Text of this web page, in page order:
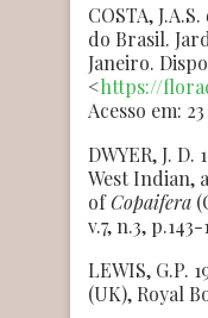
COSTA, J.A.S.
do Brasil.
Janeiro.
<https://
Acesso em:
DWYER, J.
West Indian,
ofCopaifera
v.7, n.3, p.143-
LEWIS, G.P.
(UK), Royal